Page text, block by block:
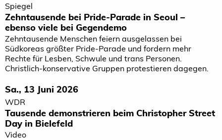
Spiegel
Zehntausende bei Pride-Parade in Seoul –
ebenso viele bei Gegendemo
Zehntausende Menschen feiern ausgelassen bei
Südkoreas größter Pride-Parade und fordern mehr
Rechte für Lesben, Schwule und trans Personen.
Christlich-konservative Gruppen protestieren dagegen.
Sa., 13 Juni 2026
WDR
Tausende demonstrieren beim Christopher Street
Day in Bielefeld
Video